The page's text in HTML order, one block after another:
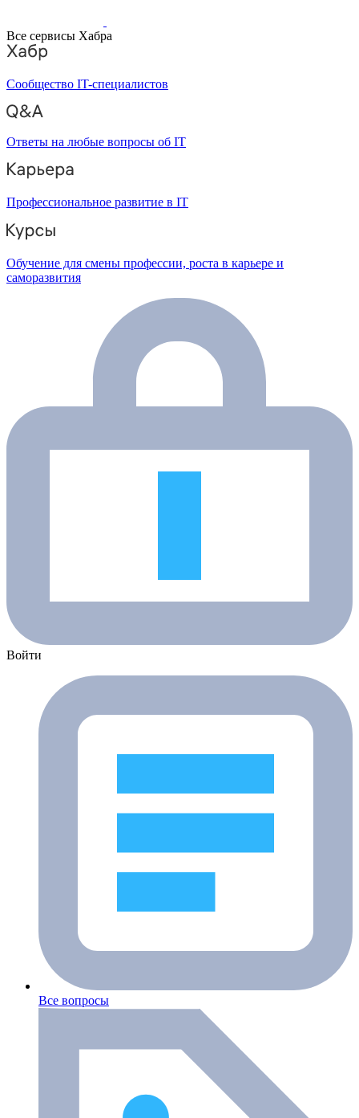
Все сервисы Хабра
Сообщество IT-специалистов
Ответы на любые вопросы об IT
Профессиональное развитие в IT
Обучение для смены профессии, роста в карьере и
саморазвития
Войти
Все вопросы